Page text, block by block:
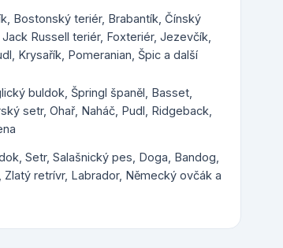
Bostonský teriér, Brabantík, Čínský
Russell teriér, Foxteriér, Jezevčík,
Krysařík, Pomeranian, Špic a další
buldok, Špringl španěl, Basset,
setr, Ohař, Naháč, Pudl, Ridgeback,
Setr, Salašnický pes, Doga, Bandog,
retrívr, Labrador, Německý ovčák a